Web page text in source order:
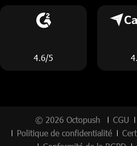
4.6/5
© 2026 Octopush CGU
Politique de confidentialité